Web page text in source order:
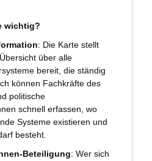
wichtig?
: Die Karte stellt
über alle
bereit, die ständig
können Fachkräfte des
politische
schnell erfassen, wo
Systeme existieren und
besteht.
Beteiligung: Wer sich